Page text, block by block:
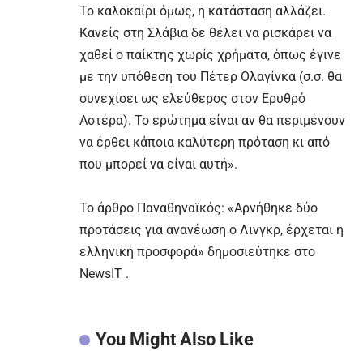
Το καλοκαίρι όμως, η κατάσταση αλλάζει.
Κανείς στη Σλάβια δε θέλει να ρισκάρει να
χαθεί ο παίκτης χωρίς χρήματα, όπως έγινε
με την υπόθεση του Πέτερ Ολαγίνκα (σ.σ. θα
συνεχίσει ως ελεύθερος στον Ερυθρό
Αστέρα). Το ερώτημα είναι αν θα περιμένουν
να έρθει κάποια καλύτερη πρόταση κι από
που μπορεί να είναι αυτή».
To άρθρο Παναθηναϊκός: «Αρνήθηκε δύο
προτάσεις για ανανέωση ο Λινγκρ, έρχεται η
ελληνική προσφορά» δημοσιεύτηκε στο
NewsIT .
You Might Also Like